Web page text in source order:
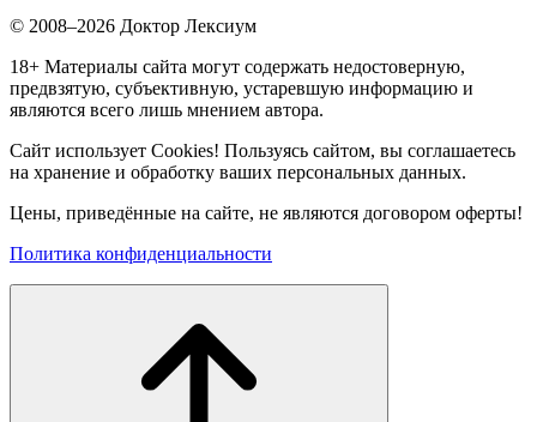
© 2008–2026 Доктор Лексиум
18+ Материалы сайта могут содержать недостоверную,
предвзятую, субъективную, устаревшую информацию и
являются всего лишь мнением автора.
Сайт использует Cookies! Пользуясь сайтом, вы соглашаетесь
на хранение и обработку ваших персональных данных.
Цены, приведённые на сайте, не являются договором оферты!
Политика конфиденциальности